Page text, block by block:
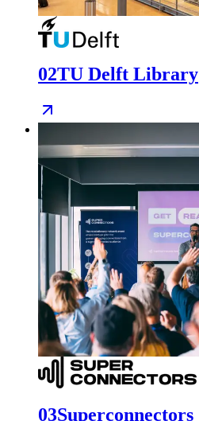
02TU Delft Library
03Superconnectors